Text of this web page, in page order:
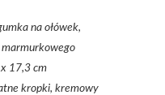
na ołówek,
marmurkowego
17,3 cm
kropki, kremowy